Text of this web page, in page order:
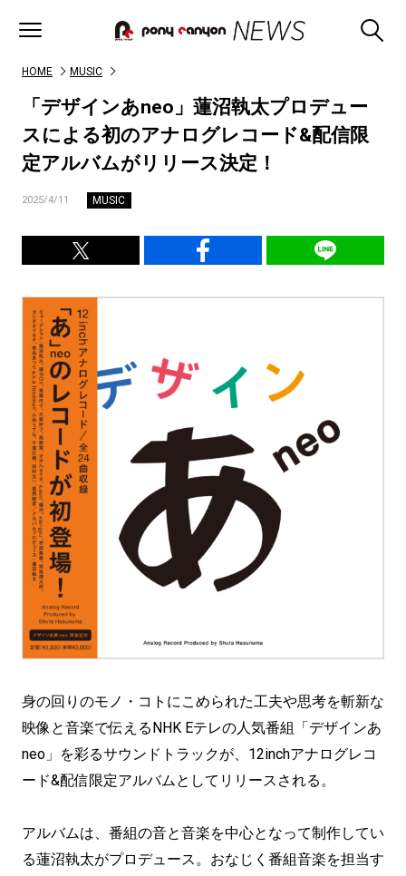
HOME MUSIC
「デザインあneo」蓮沼執太プロデュー
スによる初のアナログレコード&配信限
定アルバムがリリース決定！
2025/4/11 MUSIC
身の回りのモノ・コトにこめられた工夫や思考を斬新な
映像と音楽で伝えるNHK Eテレの人気番組「デザインあ
neo」を彩るサウンドトラックが、12inchアナログレコ
ード&配信限定アルバムとしてリリースされる。
アルバムは、番組の音と音楽を中心となって制作してい
る蓮沼執太がプロデュース。おなじく番組音楽を担当す